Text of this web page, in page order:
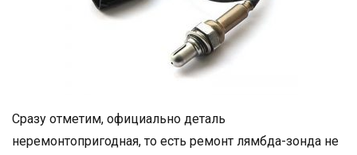
Сразу отметим, официально деталь
неремонтопригодная, то есть ремонт лямбда-зонда не